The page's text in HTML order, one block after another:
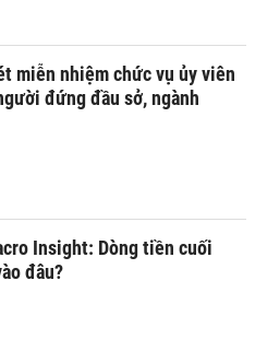
miễn nhiệm chức vụ ủy viên
đứng đầu sở, ngành
Insight: Dòng tiền cuối
đâu?